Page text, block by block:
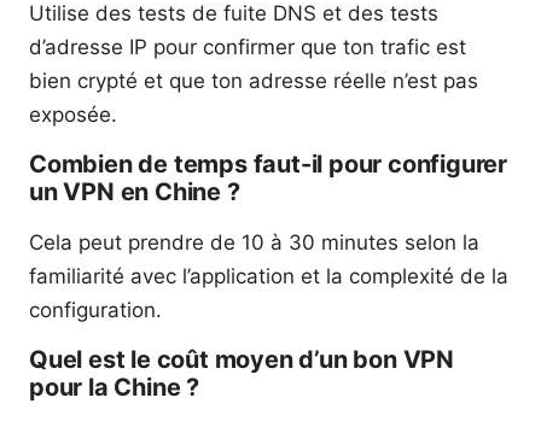
Utilise des tests de fuite DNS et des tests
d’adresse IP pour confirmer que ton trafic est
bien crypté et que ton adresse réelle n’est pas
exposée.
Combien de temps faut-il pour configurer
un VPN en Chine ?
Cela peut prendre de 10 à 30 minutes selon la
familiarité avec l’application et la complexité de la
configuration.
Quel est le coût moyen d’un bon VPN
pour la Chine ?